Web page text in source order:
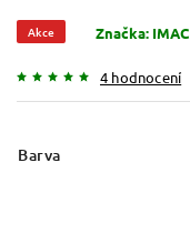
Akce
4 hodnocení
Značka: IMAC
Barva